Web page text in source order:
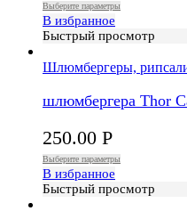
Выберите параметры
В избранное
Быстрый просмотр
Шлюмбергеры,
шлюмбергера Thor
250.00 Р
Выберите параметры
В избранное
Быстрый просмотр